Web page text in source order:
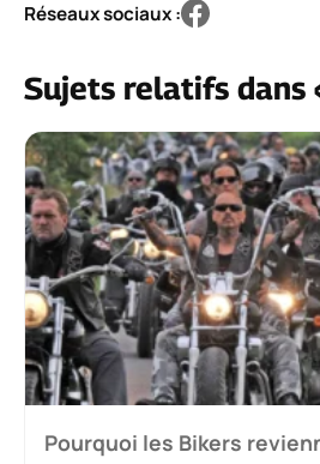
Réseaux sociaux :
Sujets relatifs dans
Pourquoi les Bikers